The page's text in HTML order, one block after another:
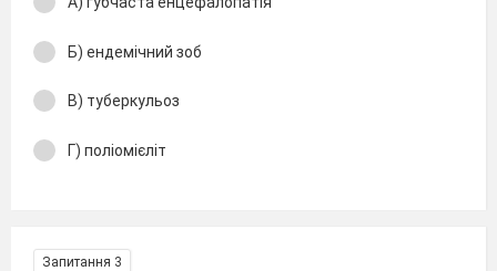
Б) ендемічний зоб
В) туберкульоз
Г) поліомієліт
Запитання 3